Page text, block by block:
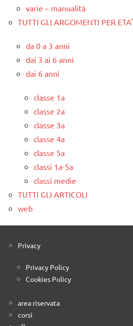
varie – manualità
TUTTI GLI ARGOMENTI PER ETA'
da 0 a 3 anni
dai 3 ai 6 anni
dai 6 anni
classe 1a
classe 2a
classe 3a
classe 4a
classe 5a
classi 1a-5a
classi medie
TUTTI GLI ARTICOLI
web
Privacy
Privacy Policy
Cookies Policy
area riservata
corsi